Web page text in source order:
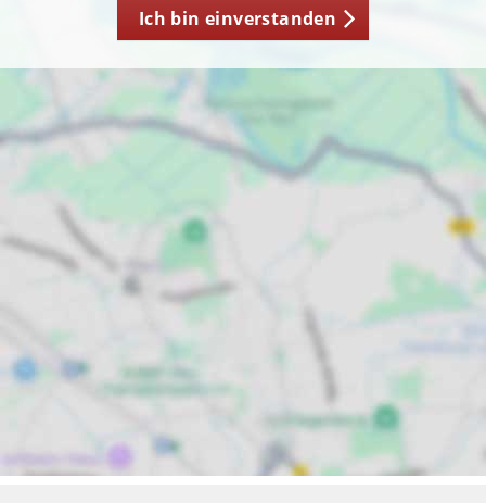
Ich bin einverstanden